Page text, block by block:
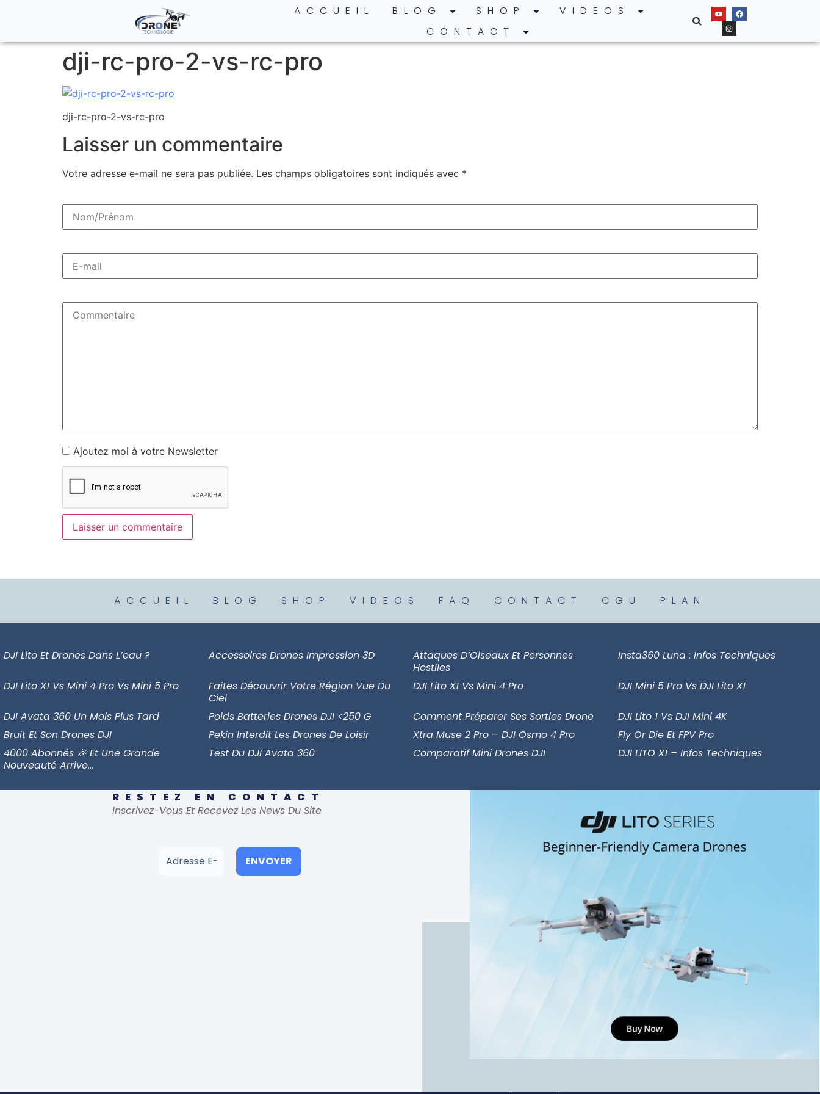
ACCUEIL BLOG SHOP
VIDEOS
CONTACT
dji-rc-pro-2-vs-rc-pro
dji-rc-pro-2-vs-rc-pro
Laisser un commentaire
Votre adresse e-mail ne sera pas publiée. Les champs obligatoires sont indiqués avec *
Ajoutez moi à votre Newsletter
ACCUEIL BLOG SHOP VIDEOS FAQ CONTACT CGU PLAN
DJI Lito Et Drones Dans L’eau ? Accessoires Drones Impression 3D
Attaques D’Oiseaux Et Personnes
Hostiles
Insta360 Luna : Infos Techniques
DJI Lito X1 Vs Mini 4 Pro Vs Mini 5 Pro
Faites Découvrir Votre Région Vue Du
Ciel
DJI Lito X1 Vs Mini 4 Pro DJI Mini 5 Pro Vs DJI Lito X1
DJI Avata 360 Un Mois Plus Tard Poids Batteries Drones DJI <250 G Comment Préparer Ses Sorties Drone
DJI Lito 1 Vs DJI Mini 4K
Bruit Et Son Drones DJI
Pekin Interdit Les Drones De Loisir Xtra Muse 2 Pro – DJI Osmo 4 Pro
Fly Or Die Et FPV Pro
4000 Abonnés 🎉 Et Une Grande
Nouveauté Arrive…
Test Du DJI Avata 360 Comparatif Mini Drones DJI DJI LITO X1 – Infos Techniques
RESTEZ EN CONTACT
Inscrivez-Vous Et Recevez Les News Du Site